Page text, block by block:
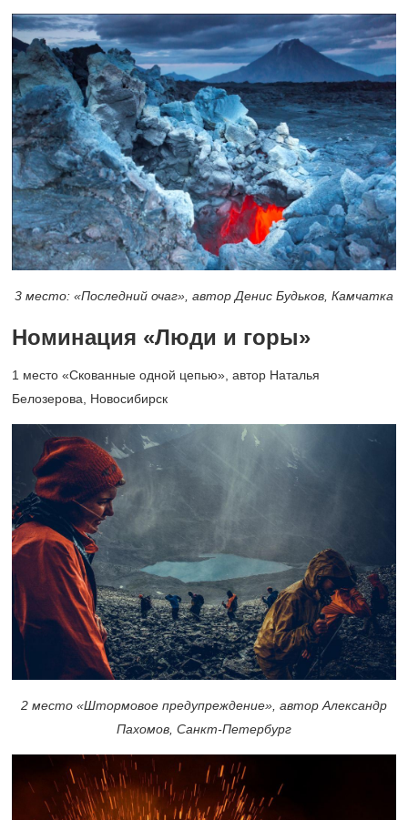
3 место: «Последний очаг», автор Денис Будьков, Камчатка
Номинация «Люди и горы»
1 место «Скованные одной цепью», автор Наталья
Белозерова, Новосибирск
2 место «Штормовое предупреждение», автор Александр
Пахомов, Санкт-Петербург